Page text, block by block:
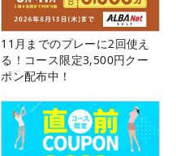
11月までのプレーに2回使え
る！コース限定3,500円クー
ポン配布中！